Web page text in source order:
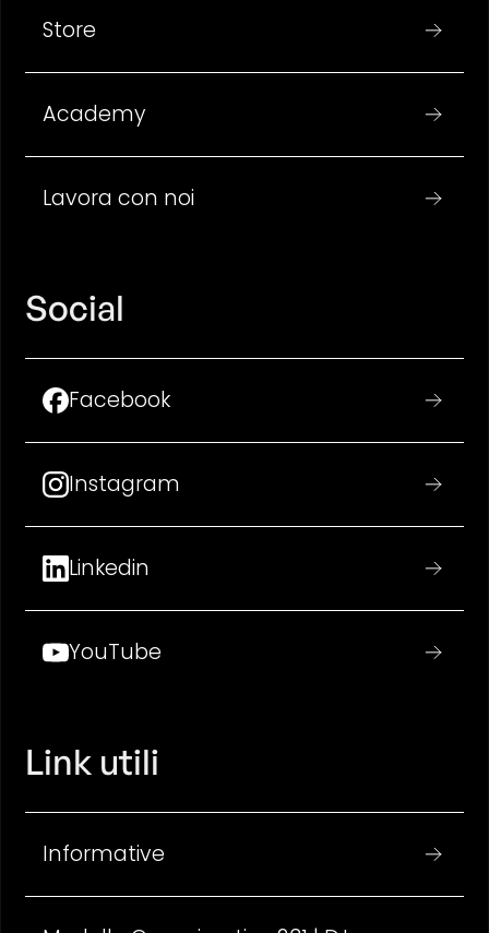
Store
Academy
Lavora con noi
Social
Facebook
Instagram
Linkedin
YouTube
Link utili
Informative